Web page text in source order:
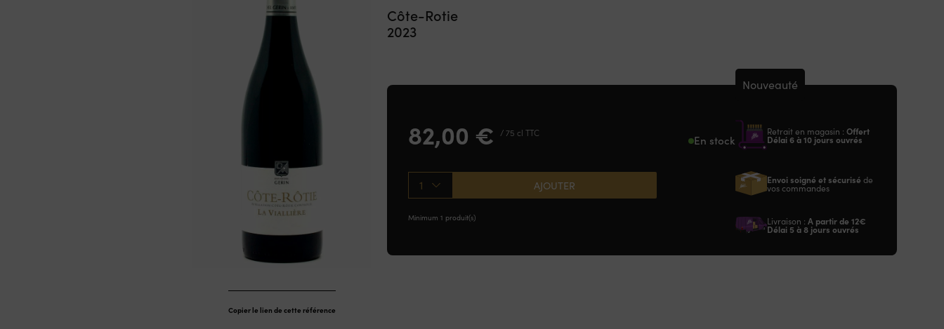
Copier le lien de cette référence
Côte-Rotie
2023
82,00 € / 75 cl TTC En stock
1 AJOUTER
Minimum 1 produit(s)
Nouveauté
Retrait en magasin : Offert
Délai 6 à 10 jours ouvrés
Envoi soigné et sécurisé de
vos commandes
Livraison : A partir de 12€
Délai 5 à 8 jours ouvrés